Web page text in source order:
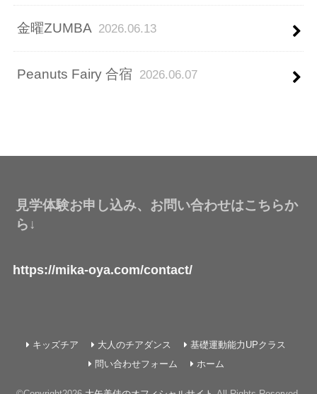
金曜ZUMBA 2026.06.13
Peanuts Fairy 合宿 2026.06.07
見学体験お申し込み、お問い合わせはこちらか
ら↓
https://mika-oya.com/contact/
キッズチア 大人のチアダンス
基礎運動能力UPクラス
問い合わせフォーム
ホーム